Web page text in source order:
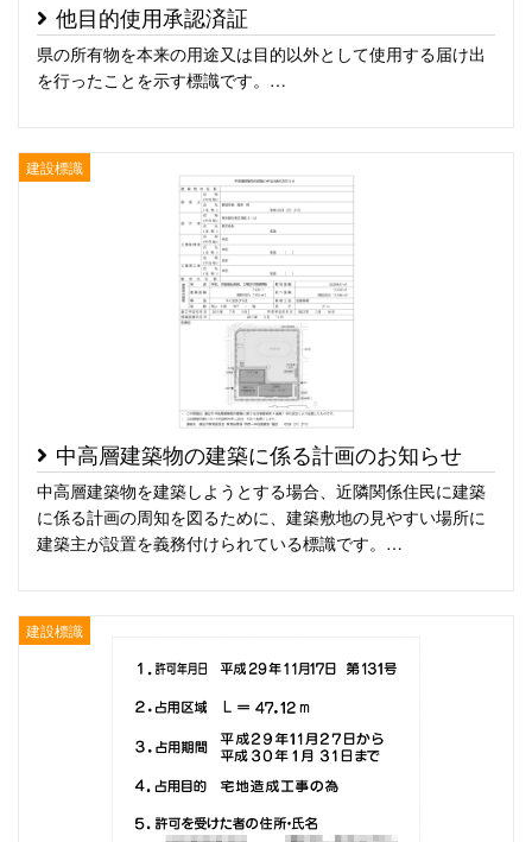
他目的使用承認済証
県の所有物を本来の用途又は目的以外として使用する届け出
を行ったことを示す標識です。…
建設標識
中高層建築物の建築に係る計画のお知らせ
中高層建築物を建築しようとする場合、近隣関係住民に建築
に係る計画の周知を図るために、建築敷地の見やすい場所に
建築主が設置を義務付けられている標識です。…
建設標識